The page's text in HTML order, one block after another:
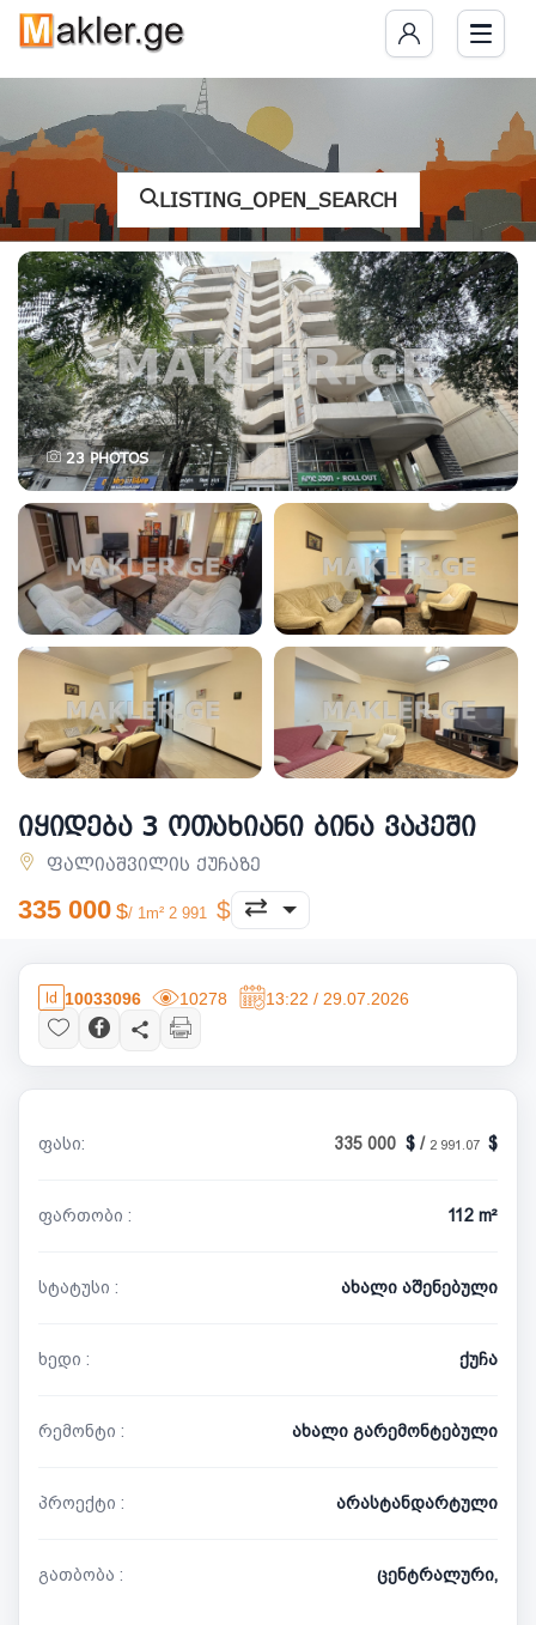
LISTING_OPEN_SEARCH
23 PHOTOS
იყიდება 3 ოთახიანი ბინა ვაკეში
ფალიაშვილის ქუჩაზე
335 000 / 1m² 2 991
10033096 10278 13:22 / 29.07.2026
ფასი: 335 000 / 2 991.07
ფართობი : 112 m²
სტატუსი : ახალი აშენებული
ხედი : ქუჩა
რემონტი : ახალი გარემონტებული
პროექტი : არასტანდარტული
გათბობა : ცენტრალური,